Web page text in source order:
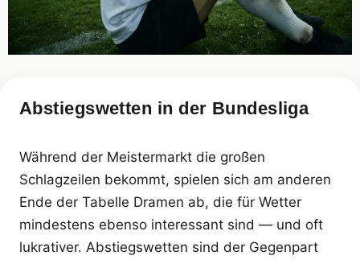
Abstiegswetten in der Bundesliga
Während der Meistermarkt die großen
Schlagzeilen bekommt, spielen sich am anderen
Ende der Tabelle Dramen ab, die für Wetter
mindestens ebenso interessant sind — und oft
lukrativer. Abstiegswetten sind der Gegenpart